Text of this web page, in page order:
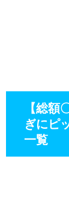
【総額
ぎにピ
一覧